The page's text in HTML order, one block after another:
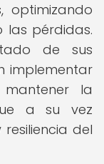
optimizando
las pérdidas.
de sus
implementar
la
a su vez
del